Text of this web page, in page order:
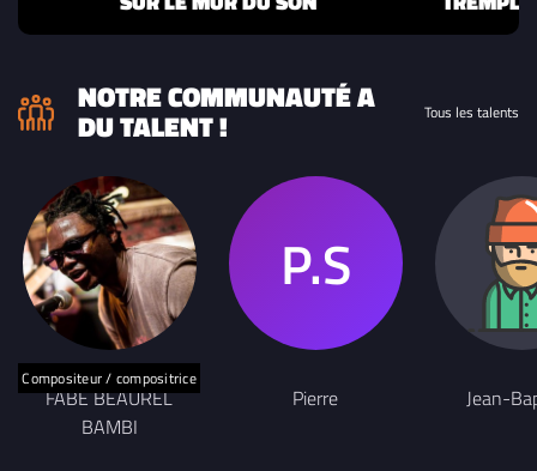
NOTRE COMMUNAUTÉ A
DU TALENT ! Tous les talents
Compositeur / compositrice
FABE BEAUREL
BAMBI
Pierre Jean-